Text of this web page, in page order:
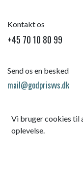
Kontakt os
+45 70 10 80 99
Send os en besked
mail@godprisvvs.dk
Vi bruger cookies til
oplevelse.